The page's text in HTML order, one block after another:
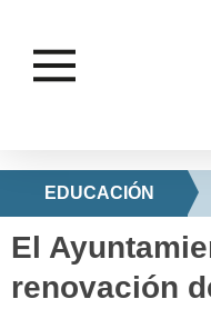
EDUCACIÓN
El
renovación